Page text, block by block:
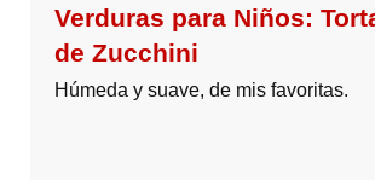
Verduras para Niños:
de Zucchini
Húmeda y suave, de mis favoritas.